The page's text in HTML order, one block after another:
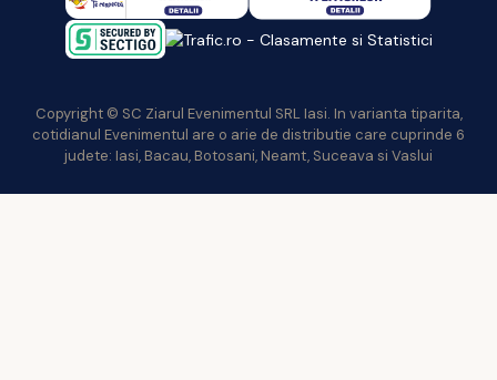
Copyright © SC Ziarul Evenimentul SRL Iasi. In varianta tiparita,
cotidianul Evenimentul are o arie de distributie care cuprinde 6
judete: Iasi, Bacau, Botosani, Neamt, Suceava si Vaslui